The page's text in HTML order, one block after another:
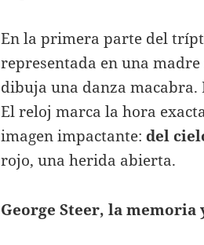
En la primera parte del
representada en una
dibuja una danza macabra.
El reloj marca la hora
imagen impactante: del
rojo, una herida abierta.
George Steer, la